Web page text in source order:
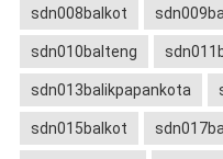
sdn008balkot
sdn010balteng
sdn013balikpapankota
sdn015balkot